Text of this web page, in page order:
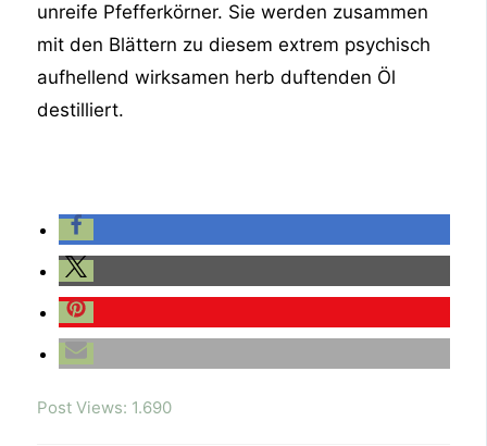
unreife Pfefferkörner. Sie werden zusammen
mit den Blättern zu diesem extrem psychisch
aufhellend wirksamen herb duftenden Öl
destilliert.
Post Views: 1.690